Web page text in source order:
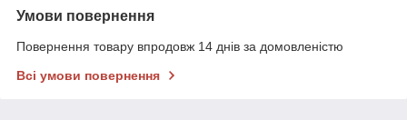
Умови повернення
Повернення товару впродовж 14 днів за домовленістю
Всі умови повернення